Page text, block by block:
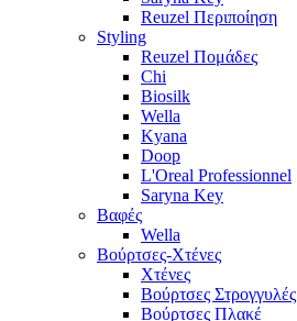
Reuzel Περιποίηση
Styling
Reuzel Πομάδες
Chi
Biosilk
Wella
Kyana
Doop
L'Oreal Professionnel
Saryna Key
Βαφές
Wella
Βούρτσες-Χτένες
Χτένες
Βούρτσες Στρογγυλές
Βούρτσες Πλακέ